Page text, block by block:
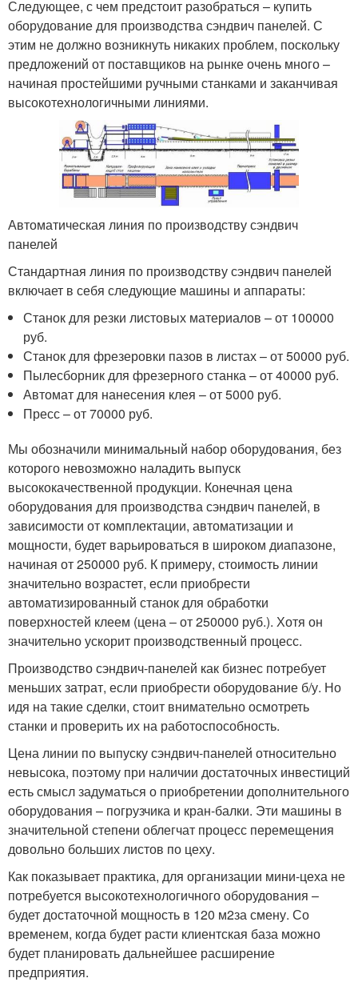
Следующее, с чем предстоит разобраться – купить
оборудование для производства сэндвич панелей. С
этим не должно возникнуть никаких проблем, поскольку
предложений от поставщиков на рынке очень много –
начиная простейшими ручными станками и заканчивая
высокотехнологичными линиями.
Автоматическая линия по производству сэндвич
панелей
Стандартная линия по производству сэндвич панелей
включает в себя следующие машины и аппараты:
Станок для резки листовых материалов – от 100000
руб.
Станок для фрезеровки пазов в листах – от 50000 руб.
Пылесборник для фрезерного станка – от 40000 руб.
Автомат для нанесения клея – от 5000 руб.
Пресс – от 70000 руб.
Мы обозначили минимальный набор оборудования, без
которого невозможно наладить выпуск
высококачественной продукции. Конечная цена
оборудования для производства сэндвич панелей, в
зависимости от комплектации, автоматизации и
мощности, будет варьироваться в широком диапазоне,
начиная от 250000 руб. К примеру, стоимость линии
значительно возрастет, если приобрести
автоматизированный станок для обработки
поверхностей клеем (цена – от 250000 руб.). Хотя он
значительно ускорит производственный процесс.
Производство сэндвич-панелей как бизнес потребует
меньших затрат, если приобрести оборудование б/у. Но
идя на такие сделки, стоит внимательно осмотреть
станки и проверить их на работоспособность.
Цена линии по выпуску сэндвич-панелей относительно
невысока, поэтому при наличии достаточных инвестиций
есть смысл задуматься о приобретении дополнительного
оборудования – погрузчика и кран-балки. Эти машины в
значительной степени облегчат процесс перемещения
довольно больших листов по цеху.
Как показывает практика, для организации мини-цеха не
потребуется высокотехнологичного оборудования –
будет достаточной мощность в 120 м2за смену. Со
временем, когда будет расти клиентская база можно
будет планировать дальнейшее расширение
предприятия.